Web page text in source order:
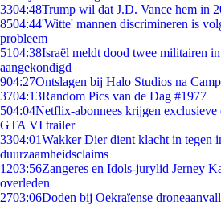
3304:48Trump wil dat J.D. Vance hem in
8504:44'Witte' mannen discrimineren is
probleem
5104:38Israël meldt dood twee militairen
aangekondigd
904:27Ontslagen bij Halo Studios na
3704:13Random Pics van de Dag #1977
504:04Netflix-abonnees krijgen exclusieve
GTA VI trailer
3304:01Wakker Dier dient klacht in tegen
duurzaamheidsclaims
1203:56Zangeres en Idols-jurylid Jerney
overleden
2703:06Doden bij Oekraïense